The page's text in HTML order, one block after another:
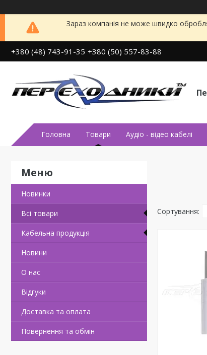
Зараз компанія не може швидко
+380 (48) 743-91-35 +380 (50) 557-83-88
Головна Товари Аудiо - вiдео кабелi
Новинки
Всi товари
Кабельна продукцiя
Новини
О нас
Вiдгуки
Доставка та оплата
Повернення та обмiн